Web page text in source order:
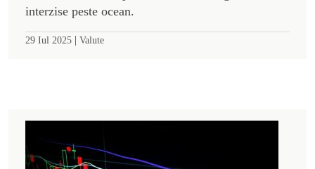
interzise peste ocean.
29 Iul 2025 | Valute